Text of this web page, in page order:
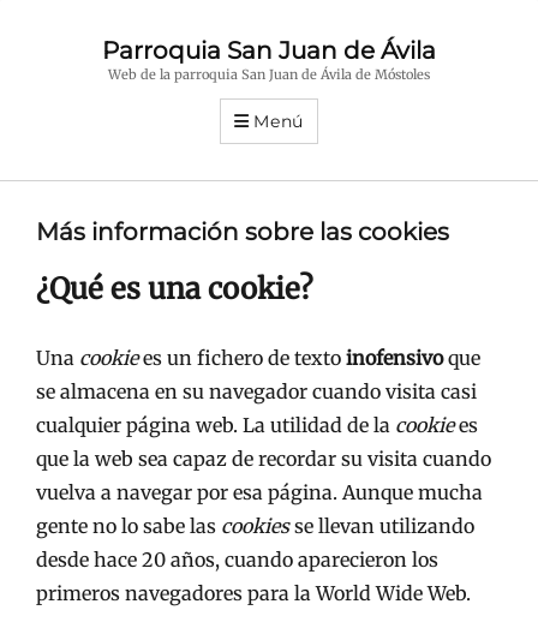
Parroquia San Juan de Ávila
Web de la parroquia San Juan de Ávila de Móstoles
Menú
Más información sobre las cookies
¿Qué es una cookie?
Una cookiees un fichero de texto inofensivoque
se almacena en su navegador cuando visita casi
cualquier página web. La utilidad de la cookiees
que la web sea capaz de recordar su visita cuando
vuelva a navegar por esa página. Aunque mucha
gente no lo sabe las cookiesse llevan utilizando
desde hace 20 años, cuando aparecieron los
primeros navegadores para la World Wide Web.